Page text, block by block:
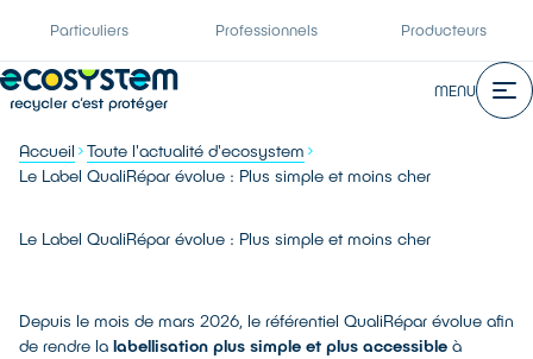
Particuliers Professionnels Producteurs
MENU
Accueil
Toute l'actualité d'ecosystem
Le Label QualiRépar évolue : Plus simple et moins cher
Le Label QualiRépar évolue : Plus simple et moins cher
Depuis le mois de mars 2026, le référentiel QualiRépar évolue afin
de rendre la labellisation plus simple et plus accessible à